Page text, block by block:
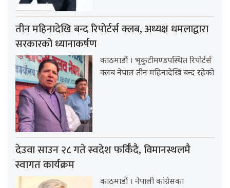
तीन महिनादेखि बन्द रिपोर्टर्स क्लब, अध्यक्ष धमलाद्वारा
सरकारको ध्यानाकर्षण
काठमाडौं । भृकुटीमण्डपस्थित रिपोर्टर्स
क्लब नेपाल तीन महिनादेखि बन्द रहेको
देउवा साउन २८ गते स्वदेश फर्किँदै, विमानस्थलमै
स्वागत कार्यक्रम
काठमाडौं । नेपाली कांग्रेसका